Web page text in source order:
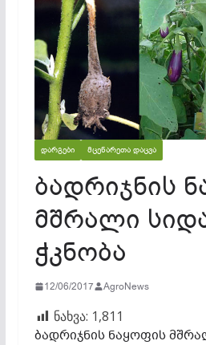
ᲓᲐᲠᲒᲔᲑᲘ ᲛᲪᲔᲜᲐᲠᲔᲗᲐ ᲓᲐᲪᲕᲐ
ბადრიჯნის
მშრალი
ჭკნობა
12/06/2017 AgroNews
ნახვა: 1,811
ბადრიჯნის ნაყოფის